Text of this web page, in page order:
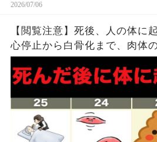
2026/07/06
【閲覧注意】死後、人の体に
心停止から白骨化まで、肉体